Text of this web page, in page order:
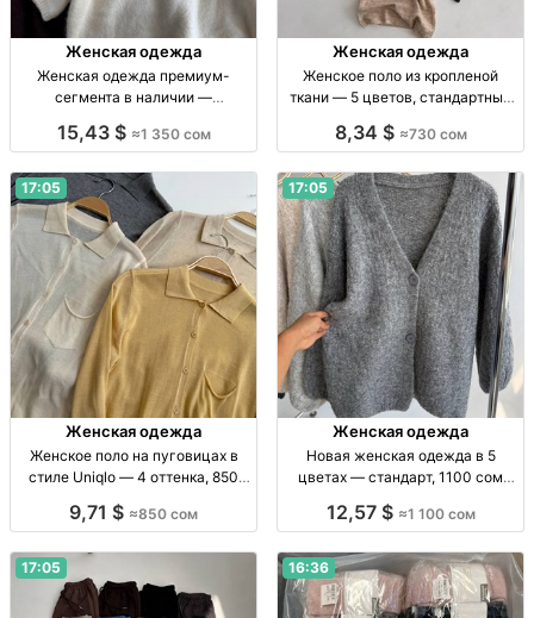
Женская одежда
Женская одежда премиум-
сегмента в наличии —
одежда, новая, стандарт/
наличии, огр. кол-во, 1350 сом
15,43 $ ≈1 350 сом
Женская одежда
Женское поло из кропленой
ткани — 5 цветов, стандартный
р стандарт, 5 цв.
8,34 $ ≈730 сом
17:05
Женская одежда
Женское поло на пуговицах в
стиле Uniqlo — 4 оттенка, 850
стандартный р-р, 4 оттенка,
9,71 $ ≈850 сом
17:05
Женская одежда
Новая женская одежда в 5
цветах — стандарт, 1100 сом
5 цв., огр. партия, 1100 сом
12,57 $ ≈1 100 сом
17:05 16:36